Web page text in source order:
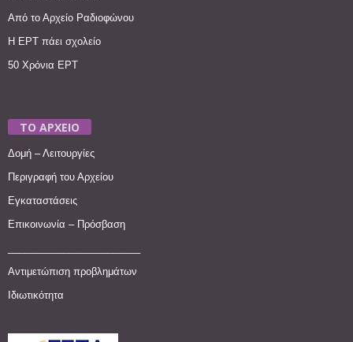
Από το Αρχείο Ραδιοφώνου
Η ΕΡΤ πάει σχολείο
50 Χρόνια ΕΡΤ
ΤΟ ΑΡΧΕΙΟ
Δομή – Λειτουργίες
Περιγραφή του Αρχείου
Εγκαταστάσεις
Επικοινωνία – Πρόσβαση
Αντιμετώπιση προβλημάτων
Ιδιωτικότητα